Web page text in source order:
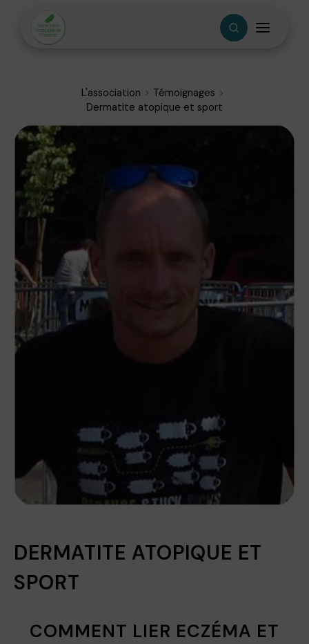
L'association
Témoignages
Dermatite atopique et sport
DERMATITE ATOPIQUE ET
SPORT
COMMENT LIER ECZÉMA ET